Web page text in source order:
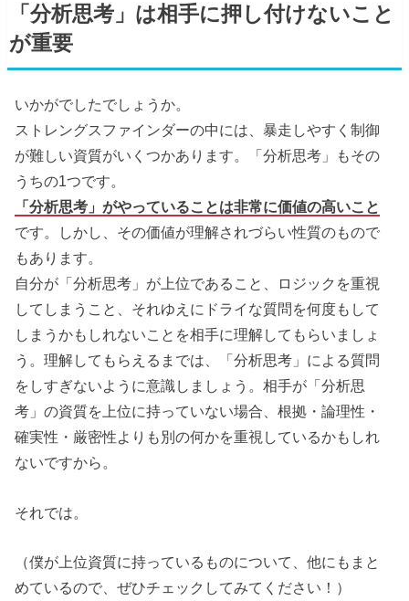
「分析思考」は相手に押し付けないこと
が重要
いかがでしたでしょうか。
ストレングスファインダーの中には、暴走しやすく制御
が難しい資質がいくつかあります。「分析思考」もその
うちの1つです。
「分析思考」がやっていることは非常に価値の高いこと
です。しかし、その価値が理解されづらい性質のもので
もあります。
自分が「分析思考」が上位であること、ロジックを重視
してしまうこと、それゆえにドライな質問を何度もして
しまうかもしれないことを相手に理解してもらいましょ
う。理解してもらえるまでは、「分析思考」による質問
をしすぎないように意識しましょう。相手が「分析思
考」の資質を上位に持っていない場合、根拠・論理性・
確実性・厳密性よりも別の何かを重視しているかもしれ
ないですから。
それでは。
（僕が上位資質に持っているものについて、他にもまと
めているので、ぜひチェックしてみてください！）